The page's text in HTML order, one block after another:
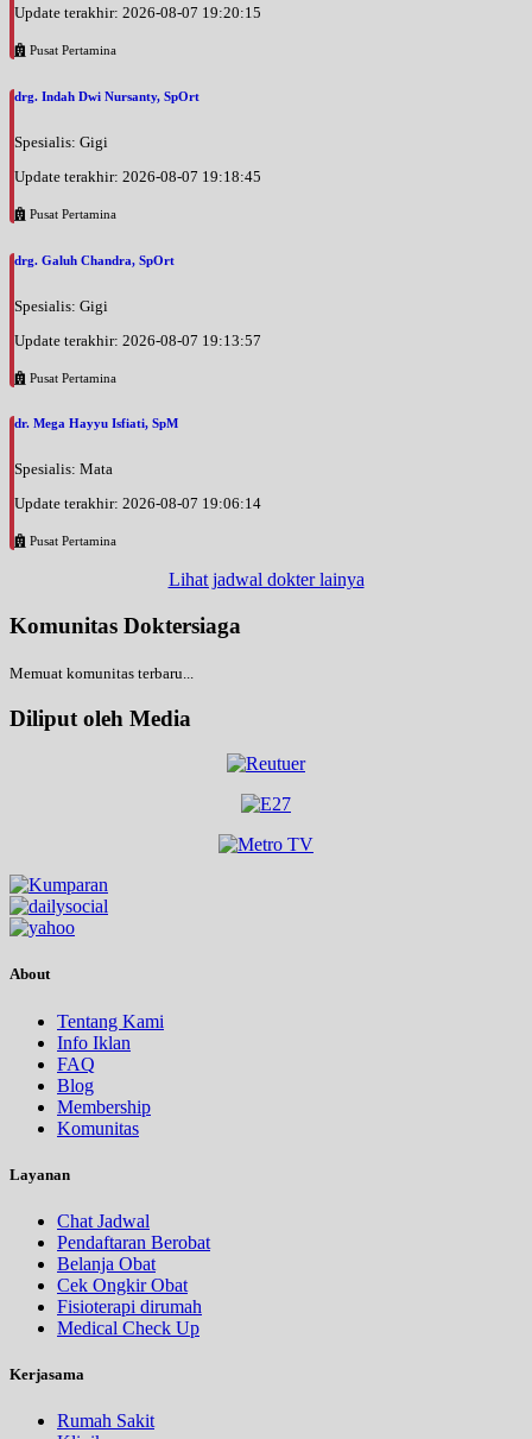
Update terakhir: 2026-08-07 19:20:15
Pusat Pertamina
drg. Indah Dwi Nursanty, SpOrt
Spesialis: Gigi
Update terakhir: 2026-08-07 19:18:45
Pusat Pertamina
drg. Galuh Chandra, SpOrt
Spesialis: Gigi
Update terakhir: 2026-08-07 19:13:57
Pusat Pertamina
dr. Mega Hayyu Isfiati, SpM
Spesialis: Mata
Update terakhir: 2026-08-07 19:06:14
Pusat Pertamina
Lihat jadwal dokter lainya
Komunitas Doktersiaga
Memuat komunitas terbaru...
Diliput oleh Media
About
Tentang Kami
Info Iklan
FAQ
Blog
Membership
Komunitas
Layanan
Chat Jadwal
Pendaftaran Berobat
Belanja Obat
Cek Ongkir Obat
Fisioterapi dirumah
Medical Check Up
Kerjasama
Rumah Sakit